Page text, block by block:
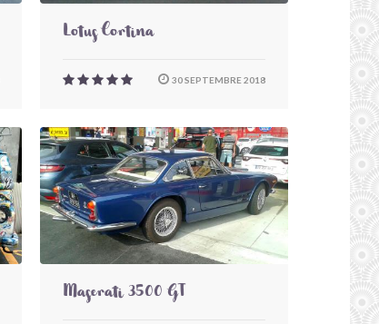
Lotus Cortina
30 SEPTEMBRE 2018
Maserati 3500 GT